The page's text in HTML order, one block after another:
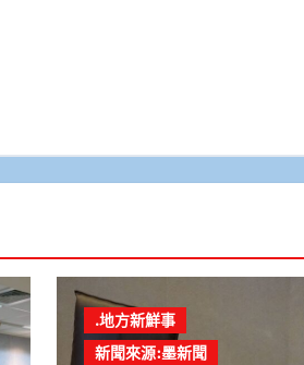
.地方新鮮事
新聞來源:墨新聞